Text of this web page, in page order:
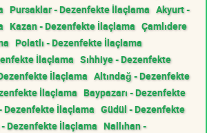
Pursaklar - Dezenfekte İlaçlama Akyurt -
Kazan - Dezenfekte İlaçlama Çamlıdere
Polatlı - Dezenfekte İlaçlama
İlaçlama Sıhhiye - Dezenfekte
İlaçlama Altındağ - Dezenfekte
İlaçlama Baypazarı - Dezenfekte
Dezenfekte İlaçlama Güdül - Dezenfekte
Dezenfekte İlaçlama Nallıhan -